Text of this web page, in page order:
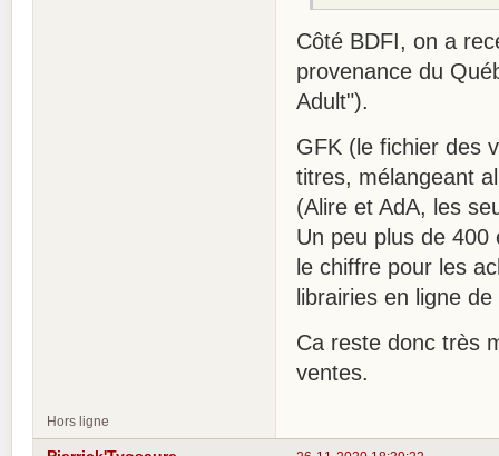
Côté BDFI, on a
provenance du
Adult").
GFK (le fichier des
titres, mélangeant
(Alire et AdA, les
Un peu plus de
le chiffre pour les
librairies en ligne
Ca reste donc très
ventes.
Hors ligne